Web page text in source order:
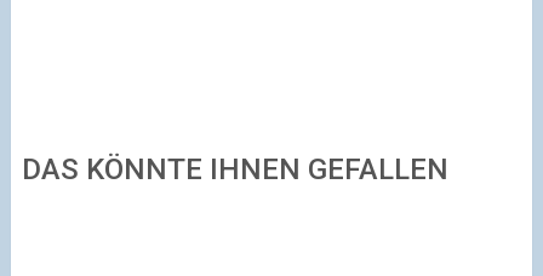
DAS KÖNNTE IHNEN GEFALLEN